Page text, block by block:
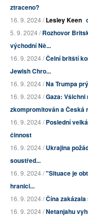
ztraceno?
16. 9. 2024 /Lesley Keen
5. 9. 2024 /Rozhovor
východní Ně...
16. 9. 2024 /Čelní britští
Jewish Chro...
16. 9. 2024 /Na Trumpa
16. 9. 2024 /Gaza: Všichni
zkompromitován a Česká
16. 9. 2024 /Poslední
činnost
16. 9. 2024 /Ukrajina
soustřed...
16. 9. 2024 /"Situace je
hranici...
16. 9. 2024 /Čína
16. 9. 2024 /Netanjahu